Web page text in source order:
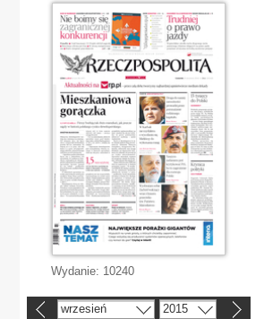
Wydanie: 10240
wrzesień 2015